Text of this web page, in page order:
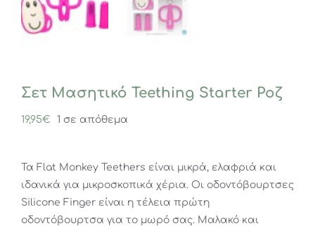
Σετ Μασητικό Teething Starter Ροζ
19,95€ 1 σε απόθεμα
Τα Flat Monkey Teethers είναι μικρά, ελαφριά και
ιδανικά για μικροσκοπικά χέρια. Οι οδοντόβουρτσες
Silicone Finger είναι η τέλεια πρώτη
οδοντόβουρτσα για το μωρό σας. Μαλακό και